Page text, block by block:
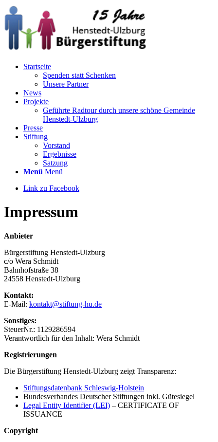
Startseite
Spenden statt Schenken
Unsere Partner
News
Projekte
Geführte Radtour durch unsere schöne Gemeinde
Henstedt-Ulzburg
Presse
Stiftung
Vorstand
Ergebnisse
Satzung
Menü Menü
Link zu Facebook
Impressum
Anbieter
Bürgerstiftung Henstedt-Ulzburg
c/o Wera Schmidt
Bahnhofstraße 38
24558 Henstedt-Ulzburg
Kontakt:
E-Mail: kontakt@stiftung-hu.de
Sonstiges:
SteuerNr.: 1129286594
Verantwortlich für den Inhalt: Wera Schmidt
Registrierungen
Die Bürgerstiftung Henstedt-Ulzburg zeigt Transparenz:
Stiftungsdatenbank Schleswig-Holstein
Bundesverbandes Deutscher Stiftungen inkl. Gütesiegel
Legal Entity Identifier (LEI) – CERTIFICATE OF
ISSUANCE
Copyright